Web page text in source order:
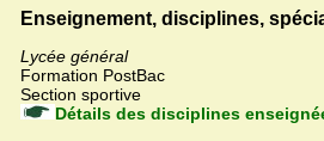
Enseignement, disciplines,
Lycée général
Formation PostBac
Section sportive
Détails des disciplines